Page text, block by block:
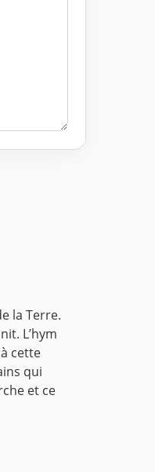
la Terre.
L’hym
cette
qui
et ce